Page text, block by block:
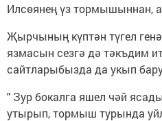
Илсөянең үз тормышыннан,
Җырчының күптән түгел
язмасын сезгә дә тәкъдим
сайтларыбызда да укып
" Зур бокалга яшел чәй
утырып, тормыш турында